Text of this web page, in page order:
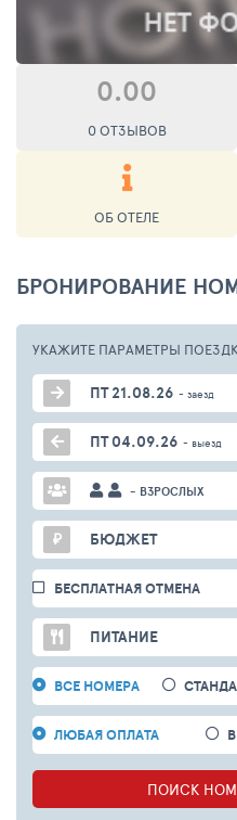
0.00
0 ОТЗЫВОВ
ОБ ОТЕЛЕ
БРОНИРОВАНИЕ
УКАЖИТЕ ПАРАМЕТРЫ
ПТ 21.08.26 - заезд
ПТ 04.09.26 - выезд
- ВЗРОСЛЫХ
₽ БЮДЖЕТ
БЕСПЛАТНАЯ ОТМЕНА
ПИТАНИЕ
ВСЕ НОМЕРА
ЛЮБАЯ ОПЛАТА
ПОИСК